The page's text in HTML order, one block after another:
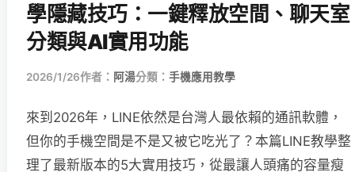
學隱藏技巧：一鍵釋放空間、聊天室
分類與AI實用功能
2026/1/26作者： 阿湯分類： 手機應用教學
來到2026年，LINE依然是台灣人最依賴的通訊軟體，
但你的手機空間是不是又被它吃光了？本篇LINE教學整
理了最新版本的5大實用技巧，從最讓人頭痛的容量瘦